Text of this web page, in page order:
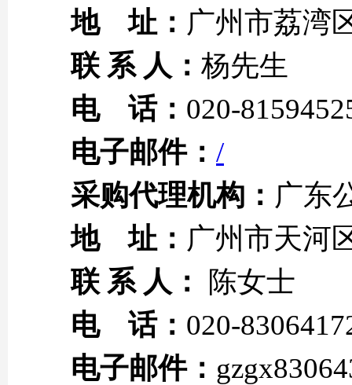
地 址： 广州市荔湾
联 系 人： 杨先生
电 话： 020-
电子邮件： /
采购代理机构： 广东
地 址： 广州市天河
联 系 人：
陈女士
电 话： 020-
电子邮件：